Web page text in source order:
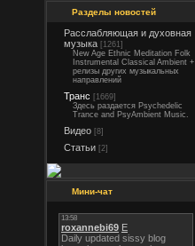
Разделы новостей
Расслабляющая и духовная
музыка [1261]
New Age Ethnic Meditation Folk
Instrumental Classical Ambient +
релизы других музыкальных
направлений
Транс [1669]
Здесь раздается Psychedelic
Trance and PsyAmbient Music.
Видео [8]
Статьи [2]
Мини-чат